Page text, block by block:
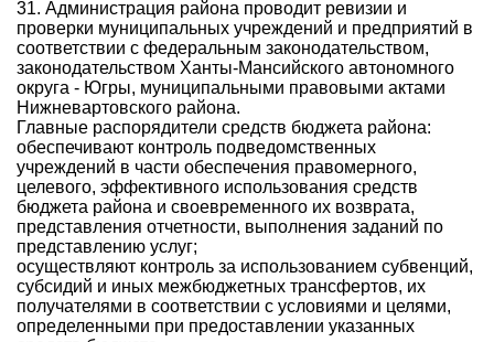
31. Администрация района проводит ревизии и
проверки муниципальных учреждений и предприятий в
соответствии с федеральным законодательством,
законодательством Ханты-Мансийского автономного
округа - Югры, муниципальными правовыми актами
Нижневартовского района.
Главные распорядители средств бюджета района:
обеспечивают контроль подведомственных
учреждений в части обеспечения правомерного,
целевого, эффективного использования средств
бюджета района и своевременного их возврата,
представления отчетности, выполнения заданий по
представлению услуг;
осуществляют контроль за использованием субвенций,
субсидий и иных межбюджетных трансфертов, их
получателями в соответствии с условиями и целями,
определенными при предоставлении указанных